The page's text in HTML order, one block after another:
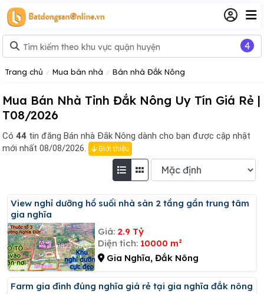
Trang chủ Mua bán nhà Bán nhà Đắk Nông
Mua Bán Nhà Tỉnh Đắk Nông Uy Tín Giá Rẻ |
T08/2026
Có 44 tin đăng Bán nhà Đắk Nông dành cho bạn được cập nhật
mới nhất 08/08/2026.
Giới thiệu
View nghỉ dưỡng hồ suối nhà sàn 2 tầng gần trung tâm
gia nghĩa
Giá: 2.9 Tỷ
Diện tích: 10000 m²
Gia Nghĩa, Đắk Nông
Farm gia đình đúng nghĩa giá rẻ tại gia nghĩa đắk nông
4